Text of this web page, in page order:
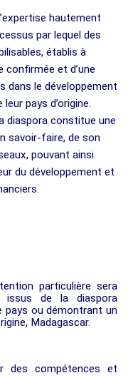
hautement
par lequel des
établis à
confirmée et d’une
dans le développement
pays d’origine.
diaspora constitue une
savoir-faire, de son
pouvant ainsi
du développement et
particulière sera
issus de la diaspora
pays ou démontrant un
Madagascar.
des compétences et